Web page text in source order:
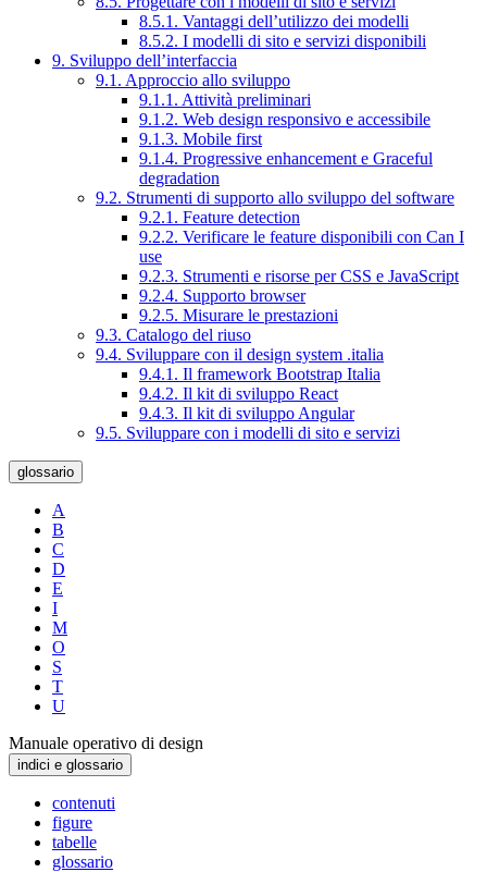
8.5.1. Vantaggi dell’utilizzo dei modelli
8.5.2. I modelli di sito e servizi disponibili
9. Sviluppo dell’interfaccia
9.1. Approccio allo sviluppo
9.1.1. Attività preliminari
9.1.2. Web design responsivo e accessibile
9.1.3. Mobile first
9.1.4. Progressive enhancement e Graceful
degradation
9.2. Strumenti di supporto allo sviluppo del software
9.2.1. Feature detection
9.2.2. Verificare le feature disponibili con Can I
use
9.2.3. Strumenti e risorse per CSS e JavaScript
9.2.4. Supporto browser
9.2.5. Misurare le prestazioni
9.3. Catalogo del riuso
9.4. Sviluppare con il design system .italia
9.4.1. Il framework Bootstrap Italia
9.4.2. Il kit di sviluppo React
9.4.3. Il kit di sviluppo Angular
9.5. Sviluppare con i modelli di sito e servizi
glossario
A
B
C
D
E
I
M
O
S
T
U
Manuale operativo di design
indici e glossario
contenuti
figure
tabelle
glossario